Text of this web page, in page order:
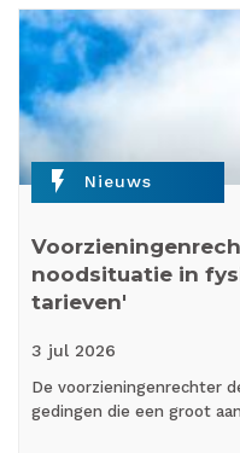
flash_on Nieuws
noodsituatie in
tarieven'
3 jul 2026
De voorzieningenrechter
gedingen die een groot